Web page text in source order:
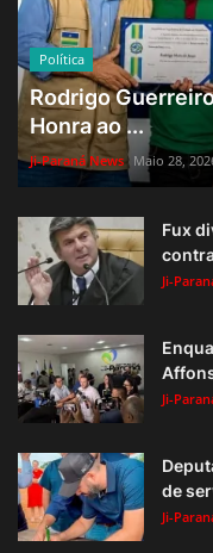
Política
Rodrigo
Honra ao ...
Ji-Paraná News Maio 28,
Fux
Ji-
Ji-
de
Ji-